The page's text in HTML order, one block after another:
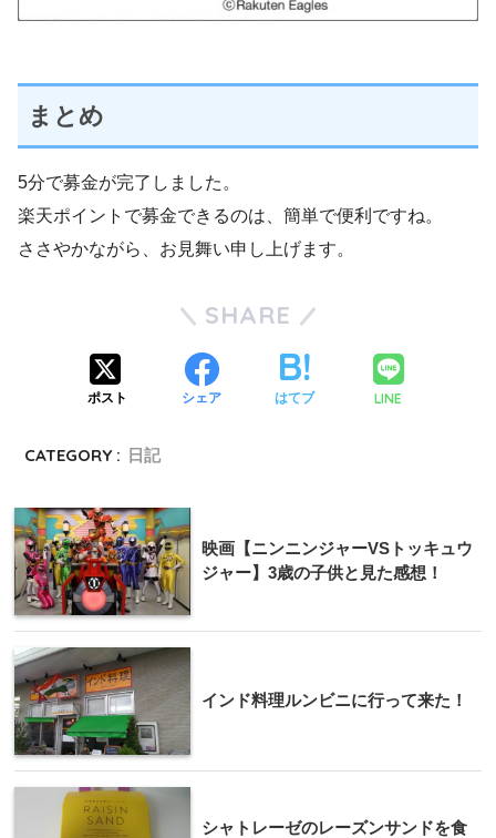
まとめ
5分で募金が完了しました。
楽天ポイントで募金できるのは、簡単で便利ですね。
ささやかながら、お見舞い申し上げます。
SHARE
ポスト シェア はてブ LINE
CATEGORY : 日記
映画【ニンニンジャーVSトッキュウ
ジャー】3歳の子供と見た感想！
インド料理ルンビニに行って来た！
シャトレーゼのレーズンサンドを食